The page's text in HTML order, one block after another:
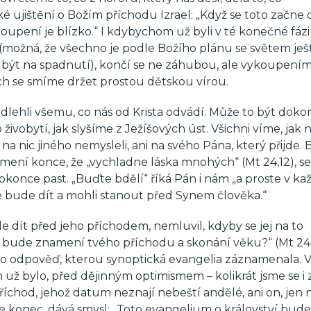
ujištění o Božím příchodu Izrael: „Když se toto začne
je blízko.“ I kdybychom už byli v té konečné fázi
že všechno je podle Božího plánu se světem
na spadnutí), končí se ne záhubou, ale
se smíme držet prostou dětskou vírou.
všemu, co nás od Krista odvádí. Může to být
jak slyšíme z Ježíšových úst. Všichni víme, jak
nic jiného nemysleli, ani na svého Pána, který přijde.
konce, že „vychladne láska mnohých“ (Mt 24,12),
past. „Buďte bdělí“ říká Pán i nám „a proste v
dít a mohli stanout před Synem člověka.“
dít před jeho příchodem, nemluvil, kdyby se jej na to
znamení tvého příchodu a skonání věku?“ (Mt
odpověď, kterou synoptická evangelia záznamenala.
bylo, před dějinným optimismem – kolikrát jsme se i
jehož datum neznají nebeští andělé, ani on, jen